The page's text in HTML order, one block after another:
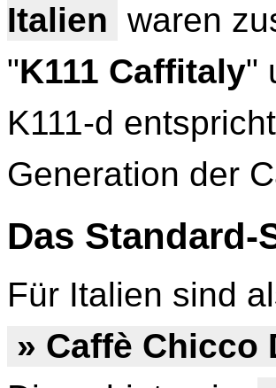
Italien waren
"K111 Caffitaly"
K111-d
Generation der
Das Standard-
Für Italien sind
» Caffè Chicco